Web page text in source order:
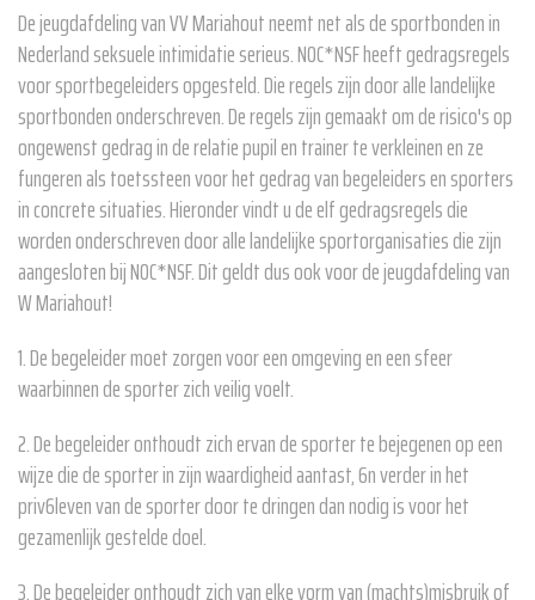
De jeugdafdeling van VV Mariahout neemt net als de sportbonden in
Nederland seksuele intimidatie serieus. NOC*NSF heeft gedragsregels
voor sportbegeleiders opgesteld. Die regels zijn door alle landelijke
sportbonden onderschreven. De regels zijn gemaakt om de risico's op
ongewenst gedrag in de relatie pupil en trainer te verkleinen en ze
fungeren als toetssteen voor het gedrag van begeleiders en sporters
in concrete situaties. Hieronder vindt u de elf gedragsregels die
worden onderschreven door alle landelijke sportorganisaties die zijn
aangesloten bij NOC*NSF. Dit geldt dus ook voor de jeugdafdeling van
W Mariahout!
1. De begeleider moet zorgen voor een omgeving en een sfeer
waarbinnen de sporter zich veilig voelt.
2. De begeleider onthoudt zich ervan de sporter te bejegenen op een
wijze die de sporter in zijn waardigheid aantast, 6n verder in het
priv6leven van de sporter door te dringen dan nodig is voor het
gezamenlijk gestelde doel.
3. De begeleider onthoudt zich van elke vorm van (machts)misbruik of